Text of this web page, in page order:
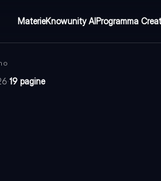
MaterieKnowunity AIProgramma
·19 pagine